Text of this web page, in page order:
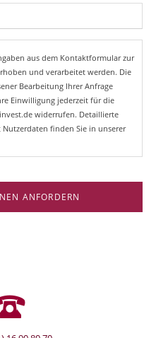
aus dem Kontaktformular zur
und verarbeitet werden. Die
Bearbeitung Ihrer Anfrage
Einwilligung jederzeit für die
widerrufen. Detaillierte
finden Sie in unserer
ANFORDERN